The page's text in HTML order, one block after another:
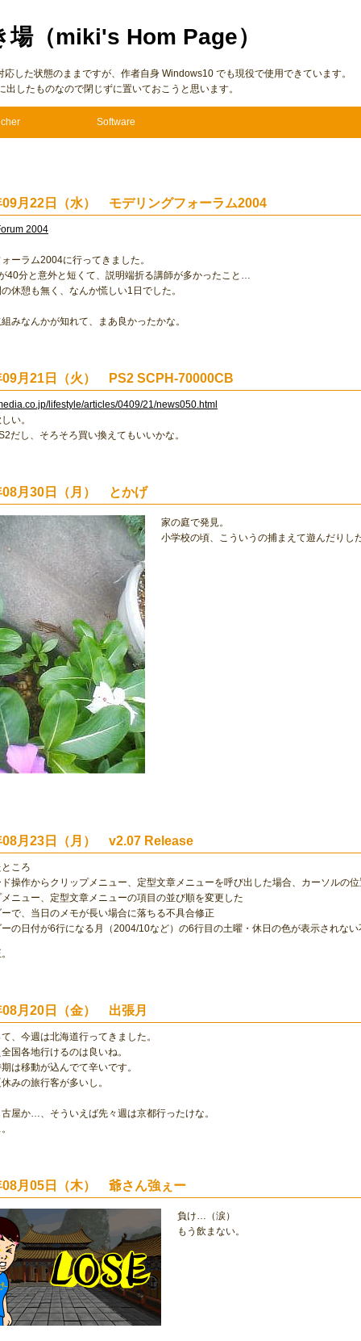
（miki's Hom Page）
した状態のままですが、作者自身 Windows10 でも現役で使用できています。
したものなので閉じずに置いておこうと思います。
Software
09月22日（水） モデリングフォーラム2004
2004
ーラム2004に行ってきました。
40分と意外と短くて、説明端折る講師が多かったこと…
休憩も無く、なんか慌しい1日でした。
みなんかが知れて、まあ良かったかな。
09月21日（火） PS2 SCPH-70000CB
lifestyle/articles/0409/21/news050.html
い。
だし、そろそろ買い換えてもいいかな。
08月30日（月） とかげ
家の庭で発見。
小学校の頃、こういうの捕まえて遊んだりし
08月23日（月） v2.07 Release
ころ
操作からクリップメニュー、定型文章メニューを呼び出した場合、カーソルの
ニュー、定型文章メニューの項目の並び順を変更した
で、当日のメモが長い場合に落ちる不具合修正
の日付が6行になる月（2004/10など）の6行目の土曜・休日の色が表示されない
08月20日（金） 出張月
、今週は北海道行ってきました。
国各地行けるのは良いね。
は移動が込んでて辛いです。
みの旅行客が多いし。
屋か…、そういえば先々週は京都行ったけな。
08月05日（木） 爺さん強ぇー
負け…（涙）
もう飲まない。